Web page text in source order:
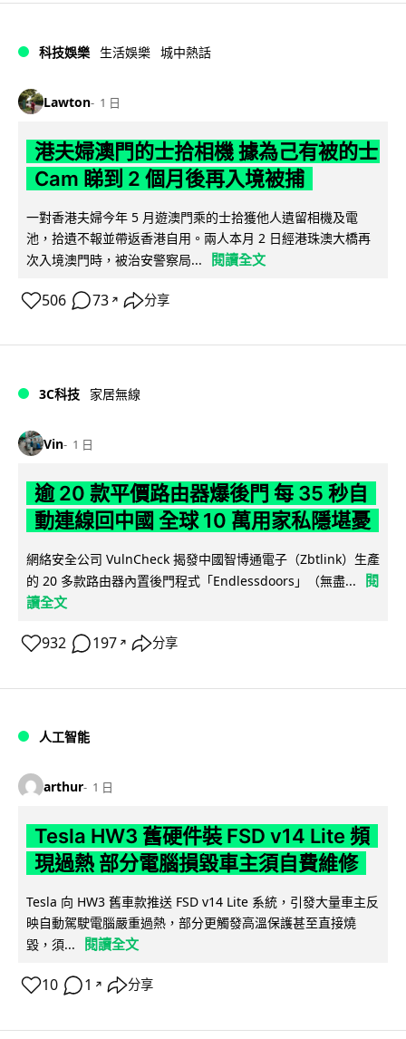
科技娛樂 生活娛樂 城中熱話
Lawton 1 日
港夫婦澳門的士拾相機 據為己有被的士
Cam 睇到 2 個月後再入境被捕
一對香港夫婦今年 5 月遊澳門乘的士拾獲他人遺留相機及電
池，拾遺不報並帶返香港自用。兩人本月 2 日經港珠澳大橋再
次入境澳門時，被治安警察局...
閱讀全文
506 73 ↗ 分享
3C科技 家居無線
Vin 1 日
逾 20 款平價路由器爆後門 每 35 秒自
動連線回中國 全球 10 萬用家私隱堪憂
網絡安全公司 VulnCheck 揭發中國智博通電子（Zbtlink）生產
的 20 多款路由器內置後門程式「Endlessdoors」（無盡...
閱
讀全文
932 197 ↗ 分享
人工智能
arthur 1 日
Tesla HW3 舊硬件裝 FSD v14 Lite 頻
現過熱 部分電腦損毀車主須自費維修
Tesla 向 HW3 舊車款推送 FSD v14 Lite 系統，引發大量車主反
映自動駕駛電腦嚴重過熱，部分更觸發高溫保護甚至直接燒
毀，須...
閱讀全文
10 1 ↗ 分享